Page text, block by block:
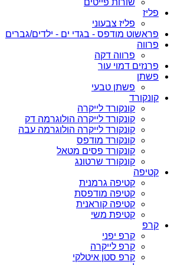
שורות פייטים
פליז
פליז צבעוני
פראשוט מודפס - בגדי ים - ילדים/גברים
פרווה
פרווה דקה
פרנזים דמוי עור
פשתן
פשתן טבעי
קונקורד
קונקורד לייקרה
קונקורד לייקרה הולוגרמה דק
קונקורד לייקרה הולוגרמה עבה
קונקורד מודפס
קונקורד פסים מטאל
קונקורד שרטונג
קטיפה
קטיפה גרמנית
קטיפה מודפסת
קטיפה קוראנית
קטיפת משי
קרפ
קרפ יפני
קרפ לייקרה
קרפ סטן איטלקי